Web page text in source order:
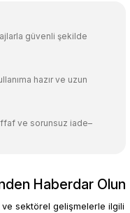
güvenli şekilde
hazır ve uzun
ve sorunsuz iade–
Haberdar Olun
sektörel gelişmelerle ilgili